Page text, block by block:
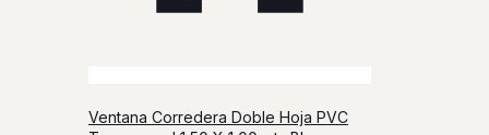
Ventana Corredera Doble Hoja PVC